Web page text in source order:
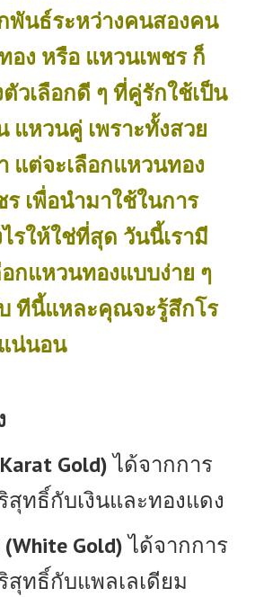
พันธ์ระหว่างคนสองคน
อง หรือ แหวนเพชร ก็
วเลือกดี ๆ ที่คู่รักใช้เป็น
แหวนคู่ เพราะทั้งสวย
แต่จะเลือกแหวนทอง
เพื่อนำมาใช้ในการ
รให้ใช่ที่สุด วันนี้เรามี
กแหวนทองแบบง่าย ๆ
ทีนี้แหละคุณจะรู้สึกโร
น่นอน
Gold)ได้จากการ
ทธิ์กับเงินและทองแดง
Gold)ได้จากการ
ทธิ์กับแพลเลเดียม